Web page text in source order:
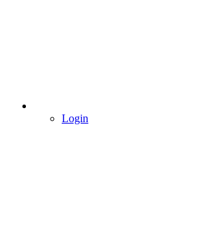
Login